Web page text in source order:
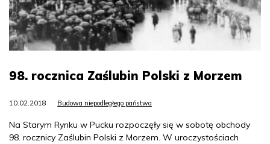
98. rocznica Zaślubin Polski z Morzem
10.02.2018 Budowa niepodległego państwa
Na Starym Rynku w Pucku rozpoczęły się w sobotę obchody
98. rocznicy Zaślubin Polski z Morzem. W uroczystościach